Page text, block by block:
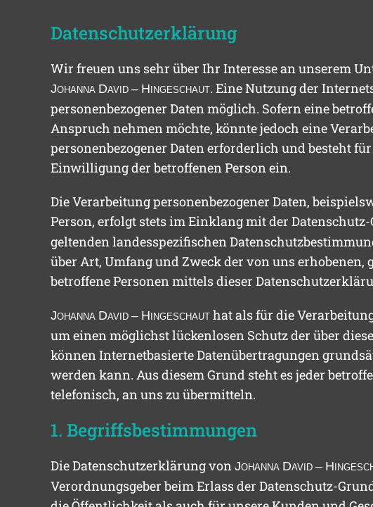
Datenschutzerklärung
Wir freuen uns sehr über Ihr Interesse an unserem
Johanna David – Hingeschaut. Eine Nutzung der
personenbezogener Daten möglich. Sofern eine
Anspruch nehmen möchte, könnte jedoch eine
personenbezogener Daten erforderlich und besteht
Einwilligung der betroffenen Person ein.
Die Verarbeitung personenbezogener Daten,
Person, erfolgt stets im Einklang mit der
geltenden landesspezifischen
über Art, Umfang und Zweck der von uns
betroffene Personen mittels dieser
Johanna David – Hingeschaut hat als für die
um einen möglichst lückenlosen Schutz der über
können Internetbasierte Datenübertragungen
werden kann. Aus diesem Grund steht es jeder
telefonisch, an uns zu übermitteln.
1. Begriffsbestimmungen
Die Datenschutzerklärung von Johanna David – H
Verordnungsgeber beim Erlass der Datenschutz-